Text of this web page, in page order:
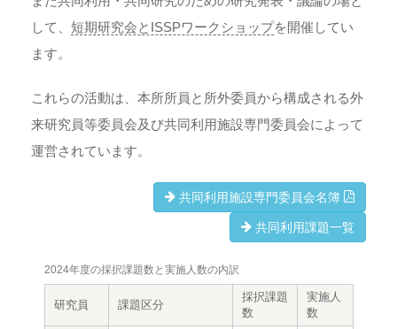
して、 短期研究会とISSPワークショップを開催してい
ます。
これらの活動は、本所所員と所外委員から構成される外
来研究員等委員会及び共同利用施設専門委員会によって
運営されています。
共同利用施設専門委員会名簿
共同利用課題一覧
研究員 課題区分
採択課題
数
実施人
数
2024年度の採択課題数と実施人数の内訳